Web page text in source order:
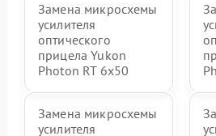
Замена микросхемы
усилителя
оптического
прицела Yukon
Photon RT 6x50
Замена микросхемы
усилителя